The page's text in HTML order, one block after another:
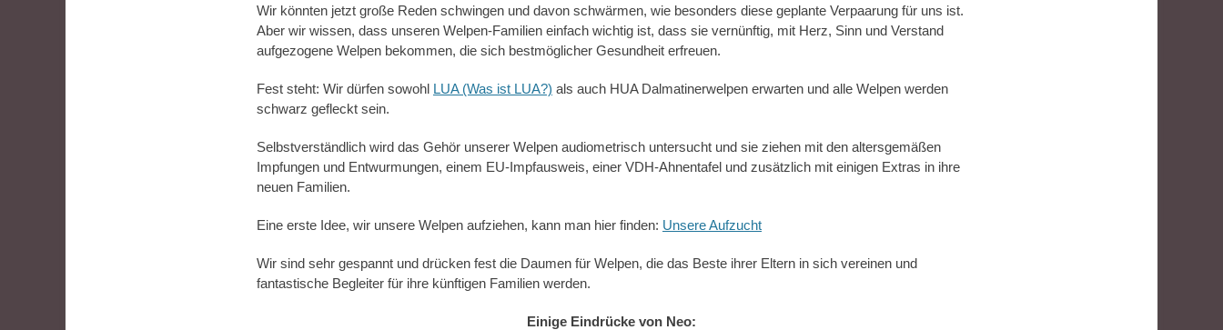
Wir könnten jetzt große Reden schwingen und davon schwärmen, wie besonders diese geplante Verpaarung für uns ist.
Aber wir wissen, dass unseren Welpen-Familien einfach wichtig ist, dass sie vernünftig, mit Herz, Sinn und Verstand
aufgezogene Welpen bekommen, die sich bestmöglicher Gesundheit erfreuen.
Fest steht: Wir dürfen sowohl LUA (Was ist LUA?) als auch HUA Dalmatinerwelpen erwarten und alle Welpen werden
schwarz gefleckt sein.
Selbstverständlich wird das Gehör unserer Welpen audiometrisch untersucht und sie ziehen mit den altersgemäßen
Impfungen und Entwurmungen, einem EU-Impfausweis, einer VDH-Ahnentafel und zusätzlich mit einigen Extras in ihre
neuen Familien.
Eine erste Idee, wir unsere Welpen aufziehen, kann man hier finden: Unsere Aufzucht
Wir sind sehr gespannt und drücken fest die Daumen für Welpen, die das Beste ihrer Eltern in sich vereinen und
fantastische Begleiter für ihre künftigen Familien werden.
Einige Eindrücke von Neo: